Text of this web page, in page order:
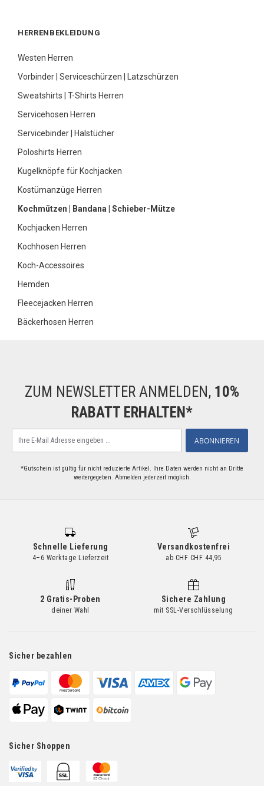
HERRENBEKLEIDUNG
Westen Herren
Vorbinder | Serviceschürzen | Latzschürzen
Sweatshirts | T-Shirts Herren
Servicehosen Herren
Servicebinder | Halstücher
Poloshirts Herren
Kugelknöpfe für Kochjacken
Kostümanzüge Herren
Kochmützen | Bandana | Schieber-Mütze
Kochjacken Herren
Kochhosen Herren
Koch-Accessoires
Hemden
Fleecejacken Herren
Bäckerhosen Herren
ZUM NEWSLETTER ANMELDEN, 10%
RABATT ERHALTEN*
Sie
ABONNIEREN
*Gutschein ist gültig für nicht reduzierte Artikel. Ihre Daten werden nicht an Dritte
weitergegeben. Abmelden jederzeit möglich.
Schnelle Lieferung
4–6 Werktage Lieferzeit
Versandkostenfrei
ab CHF CHF 44,95
2 Gratis-Proben
deiner Wahl
Sichere Zahlung
mit SSL-Verschlüsselung
Sicher bezahlen
Sicher Shoppen